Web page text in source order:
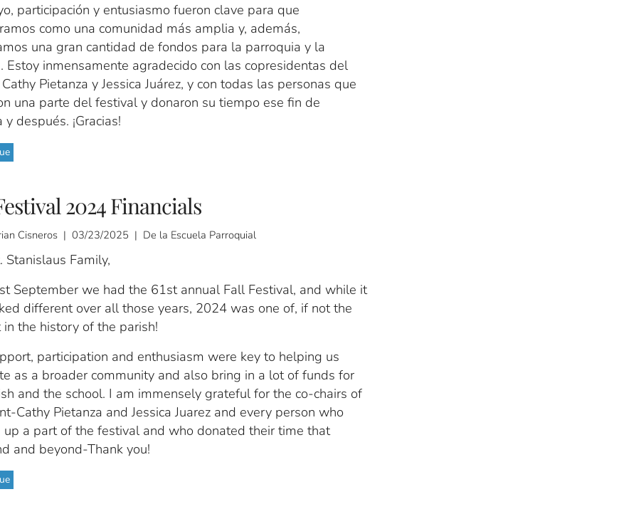
participación y entusiasmo fueron clave para que
como una comunidad más amplia y, además,
una gran cantidad de fondos para la parroquia y la
Estoy inmensamente agradecido con las copresidentas del
Pietanza y Jessica Juárez, y con todas las personas que
una parte del festival y donaron su tiempo ese fin de
y después. ¡Gracias!
2024 Financials
Cisneros | 03/23/2025 | De la Escuela Parroquial
Stanislaus Family,
September we had the 61st annual Fall Festival, and while it
different over all those years, 2024 was one of, if not the
the history of the parish!
participation and enthusiasm were key to helping us
as a broader community and also bring in a lot of funds for
and the school. I am immensely grateful for the co-chairs of
Cathy Pietanza and Jessica Juarez and every person who
up a part of the festival and who donated their time that
and beyond-Thank you!